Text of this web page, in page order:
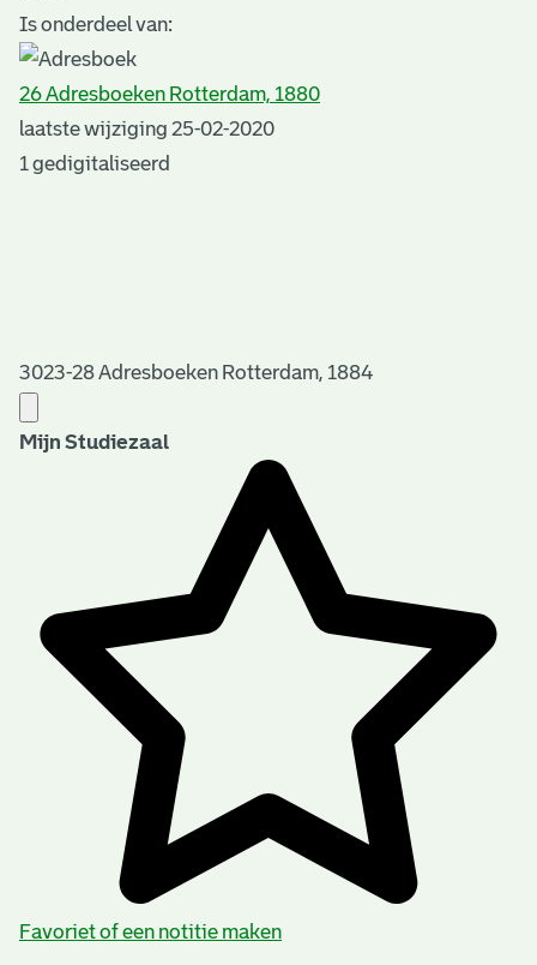
Is onderdeel van:
26 Adresboeken Rotterdam, 1880
laatste wijziging 25-02-2020
1 gedigitaliseerd
3023-28 Adresboeken Rotterdam, 1884
Mijn Studiezaal
Favoriet of een notitie maken